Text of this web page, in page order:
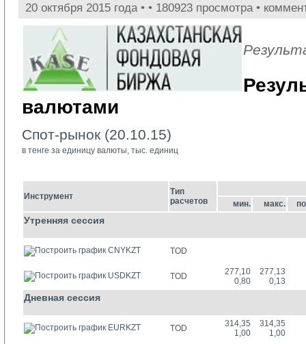
20 октября 2015 года • • 180923 просмотра •
валютами
Спот-рынок (20.10.15)
в тенге за единицу валюты, тыс. единиц
Инструмент
Тип
расчетов
мин. макс.
Утренняя сессия
CNYKZT TOD
USDKZT TOD
277,10
0,80
277,13
0,13
Дневная сессия
EURKZT TOD
314,35
1,00
314,35
1,00